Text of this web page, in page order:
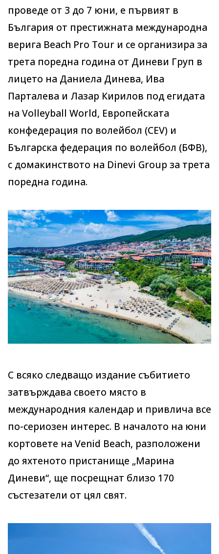
проведе от 3 до 7 юни, е първият в
България от престижната международна
верига Beach Pro Tour и се организира за
трета поредна година от Диневи Груп в
лицето на Даниела Динева, Ива
Парталева и Лазар Кирилов под егидата
на Volleyball World, Европейската
конфедерация по волейбол (CEV) и
Българска федерация по волейбол (БФВ),
с домакинството на Dinevi Group за трета
поредна година.
С всяко следващо издание събитието
затвърждава своето място в
международния календар и привлича все
по-сериозен интерес. В началото на юни
кортовете на Venid Beach, разположени
до яхтеното пристанище „Марина
Диневи“, ще посрещнат близо 170
състезатели от цял свят.